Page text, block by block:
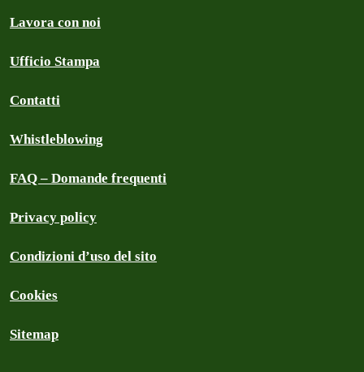
Lavora con noi
Ufficio Stampa
Contatti
Whistleblowing
FAQ – Domande frequenti
Privacy policy
Condizioni d’uso del sito
Cookies
Sitemap